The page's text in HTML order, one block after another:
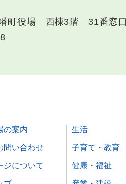
町役場 西棟3階 31番窓口
の案内
問い合わせ
ジについて
生活
子育て・教育
健康・福祉